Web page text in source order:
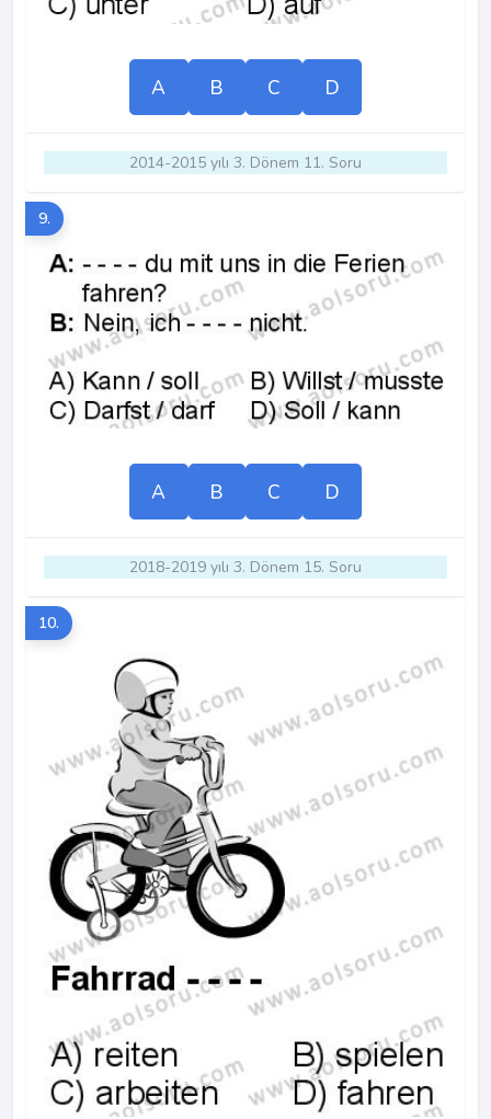
A B C D
2014-2015 yılı 3. Dönem 11. Soru
9.
A B C D
2018-2019 yılı 3. Dönem 15. Soru
10.